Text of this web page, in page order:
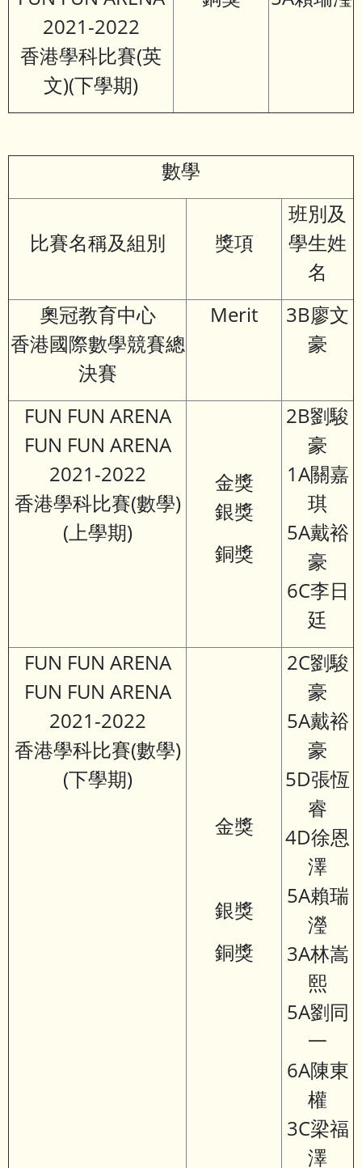
2021-2022
香港學科比賽(英
文)(下學期)
數學
比賽名稱及組別 獎項
班別及
學生姓
名
奧冠教育中心
香港國際數學競賽總
決賽
Merit
3B廖文
豪
FUN FUN ARENA
FUN FUN ARENA
2021-2022
香港學科比賽(數學)
(上學期)
金獎
銀獎
銅獎
2B劉駿
豪
1A關嘉
琪
5A戴裕
豪
6C李日
廷
FUN FUN ARENA
FUN FUN ARENA
2021-2022
香港學科比賽(數學)
(下學期)
金獎
銀獎
銅獎
2C劉駿
豪
5A戴裕
豪
5D張恆
睿
4D徐恩
澤
5A賴瑞
瀅
3A林嵩
熙
5A劉同
一
6A陳東
權
3C梁福
澤